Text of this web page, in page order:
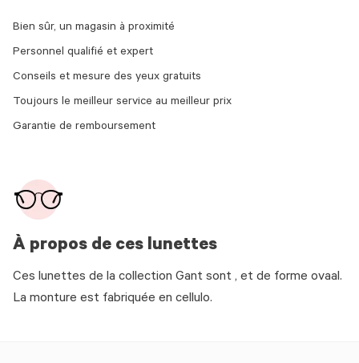
À propos de ces lunettes
Ces lunettes de la collection Gant sont , et de forme ovaal.
La monture est fabriquée en cellulo.
Bien sûr, un magasin à proximité
Personnel qualifié et expert
Conseils et mesure des yeux gratuits
Toujours le meilleur service au meilleur prix
Garantie de remboursement